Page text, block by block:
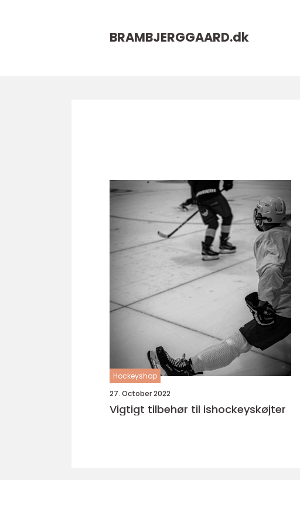
BRAMBJERGGAARD.dk
Hockeyshop
27. October 2022
Vigtigt tilbehør til ishockeyskøjter